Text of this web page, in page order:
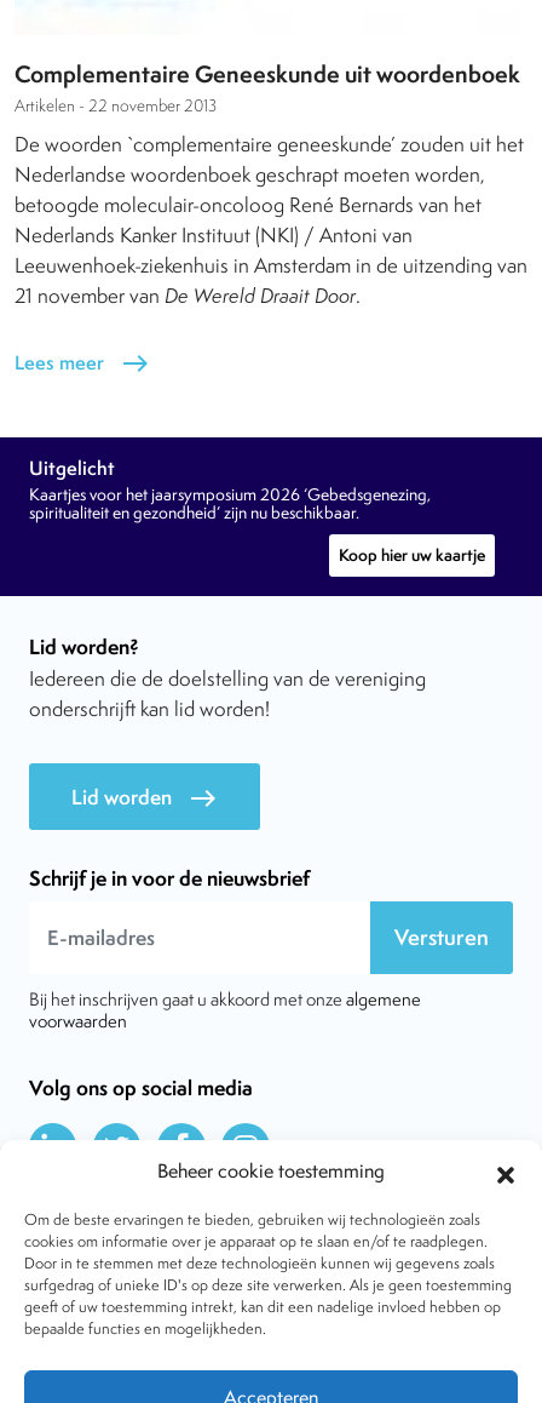
Beheer cookie toestemming
Om de beste ervaringen te bieden, gebruiken wij technologieën zoals
cookies om informatie over je apparaat op te slaan en/of te raadplegen.
Door in te stemmen met deze technologieën kunnen wij gegevens zoals
surfgedrag of unieke ID's op deze site verwerken. Als je geen toestemming
geeft of uw toestemming intrekt, kan dit een nadelige invloed hebben op
bepaalde functies en mogelijkheden.
Accepteren
Complementaire Geneeskunde uit woordenboek
Artikelen - 22 november 2013
De woorden `complementaire geneeskunde’ zouden uit het
Nederlandse woordenboek geschrapt moeten worden,
betoogde moleculair-oncoloog René Bernards van het
Nederlands Kanker Instituut (NKI) / Antoni van
Leeuwenhoek-ziekenhuis in Amsterdam in de uitzending van
21 november van De Wereld Draait Door.
Lees meer east
Uitgelicht
Kaartjes voor het jaarsymposium 2026 ‘Gebedsgenezing,
spiritualiteit en gezondheid’ zijn nu beschikbaar.
Koop hier uw kaartje
Lid worden?
Iedereen die de doelstelling van de vereniging
onderschrijft kan lid worden!
Lid worden east
Schrijf je in voor de nieuwsbrief
Versturen
Bij het inschrijven gaat u akkoord met onze algemene
voorwaarden
Volg ons op social media
Over VtdK
Contact
Nieuws
Behandelwijzen
Dossiers